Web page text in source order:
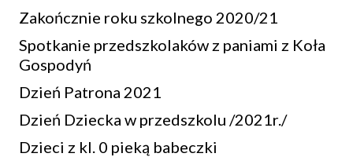
Zakończnie roku szkolnego 2020/21
Spotkanie przedszkolaków z paniami z Koła
Gospodyń
Dzień Patrona 2021
Dzień Dziecka w przedszkolu /2021r./
Dzieci z kl. 0 pieką babeczki